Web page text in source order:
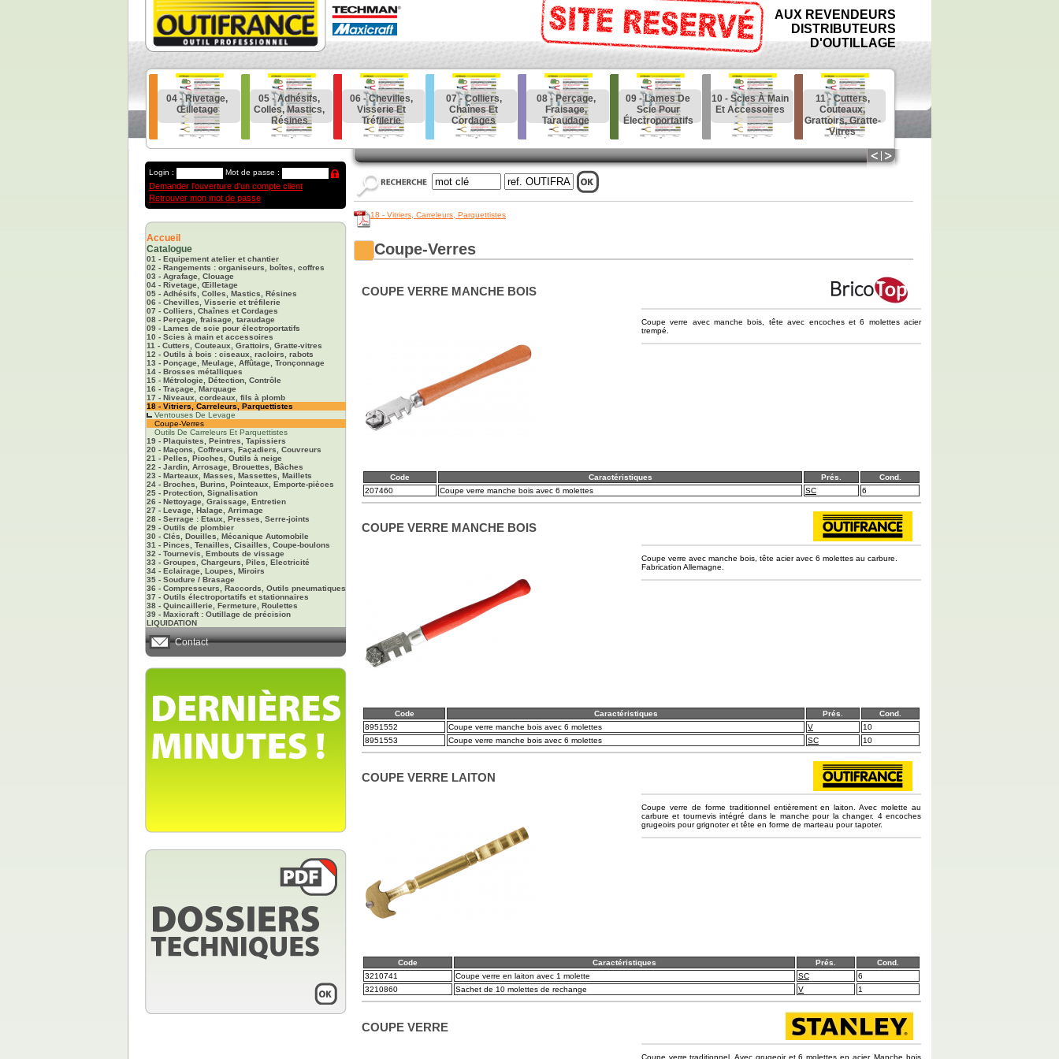
AUX REVENDEURS
DISTRIBUTEURS
D'OUTILLAGE
04 - Rivetage,
Œilletage
05 - Adhésifs,
Colles, Mastics,
Résines
06 - Chevilles,
Visserie Et
Tréfilerie
07 - Colliers,
Chaînes Et
Cordages
08 - Perçage,
Fraisage,
Taraudage
09 - Lames De
Scie Pour
Électroportatifs
10 - Scies À Main
Et Accessoires
11 - Cutters,
Couteaux,
Grattoirs, Gratte-
Vitres
: Ciseaux,
Login : Mot de passe :
Demander l'ouverture d'un compte client
Retrouver mon mot de passe
Accueil
Catalogue
01 - Equipement atelier et chantier
02 - Rangements : organiseurs, boîtes, coffres
03 - Agrafage, Clouage
04 - Rivetage, Œilletage
05 - Adhésifs, Colles, Mastics, Résines
06 - Chevilles, Visserie et tréfilerie
07 - Colliers, Chaînes et Cordages
08 - Perçage, fraisage, taraudage
09 - Lames de scie pour électroportatifs
10 - Scies à main et accessoires
11 - Cutters, Couteaux, Grattoirs, Gratte-vitres
12 - Outils à bois : ciseaux, racloirs, rabots
13 - Ponçage, Meulage, Affûtage, Tronçonnage
14 - Brosses métalliques
15 - Métrologie, Détection, Contrôle
16 - Traçage, Marquage
17 - Niveaux, cordeaux, fils à plomb
18 - Vitriers, Carreleurs, Parquettistes
Ventouses De Levage
Coupe-Verres
Outils De Carreleurs Et Parquettistes
19 - Plaquistes, Peintres, Tapissiers
20 - Maçons, Coffreurs, Façadiers, Couvreurs
21 - Pelles, Pioches, Outils à neige
22 - Jardin, Arrosage, Brouettes, Bâches
23 - Marteaux, Masses, Massettes, Maillets
24 - Broches, Burins, Pointeaux, Emporte-pièces
25 - Protection, Signalisation
26 - Nettoyage, Graissage, Entretien
27 - Levage, Halage, Arrimage
28 - Serrage : Etaux, Presses, Serre-joints
29 - Outils de plombier
30 - Clés, Douilles, Mécanique Automobile
31 - Pinces, Tenailles, Cisailles, Coupe-boulons
32 - Tournevis, Embouts de vissage
33 - Groupes, Chargeurs, Piles, Electricité
34 - Eclairage, Loupes, Miroirs
35 - Soudure / Brasage
36 - Compresseurs, Raccords, Outils pneumatiques
37 - Outils électroportatifs et stationnaires
38 - Quincaillerie, Fermeture, Roulettes
39 - Maxicraft : Outillage de précision
LIQUIDATION
Contact
18 - Vitriers, Carreleurs, Parquettistes
Coupe-Verres
COUPE VERRE MANCHE BOIS
Coupe verre avec manche bois, tête avec encoches et 6 molettes acier
trempé.
Code Caractéristiques Prés.
Cond.
207460
Coupe verre manche bois avec 6 molettes SC 6
COUPE VERRE MANCHE BOIS
Coupe verre avec manche bois, tête acier avec 6 molettes au carbure.
Fabrication Allemagne.
Code Caractéristiques Prés.
Cond.
8951552
Coupe verre manche bois avec 6 molettes V
10
8951553
Coupe verre manche bois avec 6 molettes SC 10
COUPE VERRE LAITON
Coupe verre de forme traditionnel entièrement en laiton. Avec molette au
carbure et tournevis intégré dans le manche pour la changer. 4 encoches
grugeoirs pour grignoter et tête en forme de marteau pour tapoter.
Code Caractéristiques Prés.
Cond.
3210741
Coupe verre en laiton avec 1 molette SC
6
3210860
Sachet de 10 molettes de rechange V 1
COUPE VERRE
Coupe verre traditionnel. Avec grugeoir et 6 molettes en acier. Manche bois